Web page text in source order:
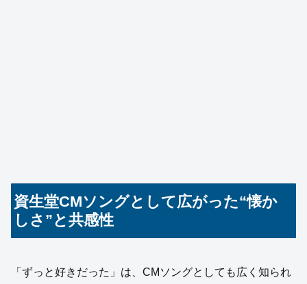
資生堂CMソングとして広がった“懐か
しさ”と共感性
「ずっと好きだった」は、CMソングとしても広く知られ